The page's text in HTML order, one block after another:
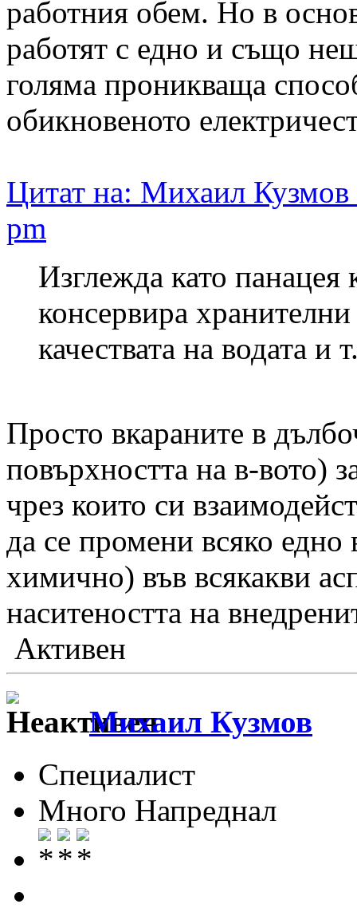
работния обем. Но в
работят с едно и също
голяма проникваща
обикновеното
Цитат на: Михаил
pm
Изглежда като панацея
консервира
качествата на водата и
Просто вкараните в
повърхността на в-вото)
чрез които си
да се промени всяко
химично) във всякакви
наситеността на
Активен
Михаил Кузмов
Специалист
Много Напреднал